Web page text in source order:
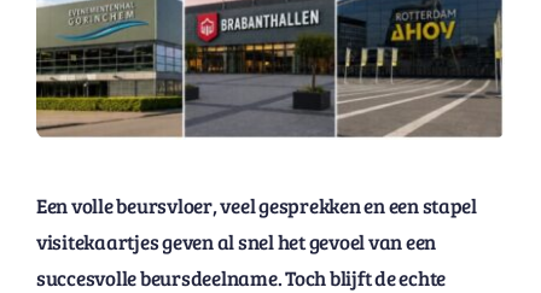
Een volle beursvloer, veel gesprekken en een stapel
visitekaartjes geven al snel het gevoel van een
succesvolle beursdeelname. Toch blijft de echte